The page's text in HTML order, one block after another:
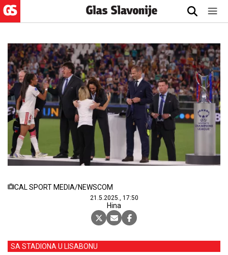
CAL SPORT MEDIA/NEWSCOM
21.5.2025., 17:50
Hina
SA STADIONA U LISABONU